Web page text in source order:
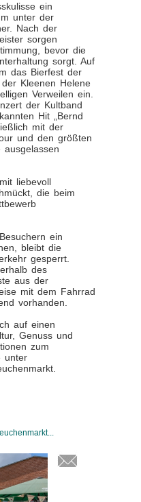
ein
unter der
Nach der
sorgen
bevor die
sorgt. Auf
das Bierfest der
Kleenen Helene
Verweilen ein.
der Kultband
Hit „Bernd
mit der
und den größten
liebevoll
die beim
ein
bleibt die
gesperrt.
des
aus der
mit dem Fahrrad
vorhanden.
auf einen
Genuss und
zum
unter